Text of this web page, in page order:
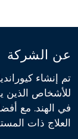
عن الشركة
تم إنشاء
للأشخاص الذين
في الهند. مع
العلاج ذات